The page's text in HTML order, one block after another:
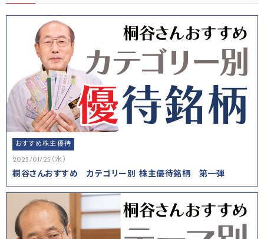
おすすめ株主優待
2023/01/25（水）
桐谷さんおすすめ カテゴリー別 株主優待銘柄 第一弾